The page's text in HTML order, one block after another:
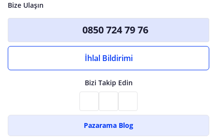
Bize Ulaşın
0850 724 79 76
İhlal Bildirimi
Bizi Takip Edin
Pazarama Blog